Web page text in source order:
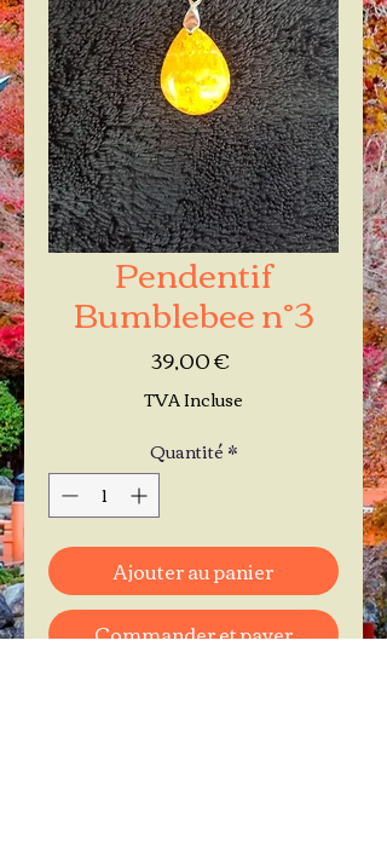
Pendentif
Bumblebee n°3
39,00 €Prix
TVA Incluse
Quantité*
Ajouter au panier
Commander et payer